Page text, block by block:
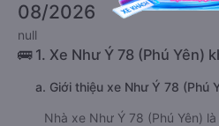
08/2026
null
🚌 1. Xe Như Ý 78 (Phú Yên)
a. Giới thiệu xe Như Ý 78 (Phú
Nhà xe Như Ý 78 (Phú Yên)